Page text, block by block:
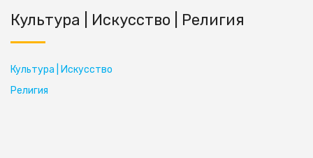
Культура | Искусство | Религия
Культура | Искусство
Религия